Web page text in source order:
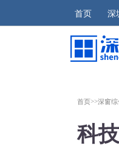
首页 深
首页>>深窗综
科